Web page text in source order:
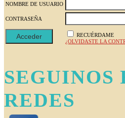
NOMBRE DE USUARIO
CONTRASEÑA
RECUÉRDAME
¿OLVIDASTE LA
SEGUINOS
REDES